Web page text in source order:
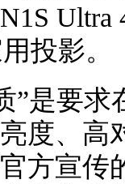
投影。
”是要
度、高
方宣传